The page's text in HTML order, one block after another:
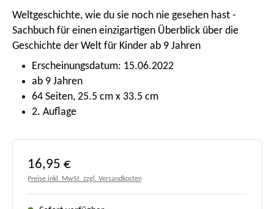
Weltgeschichte, wie du sie noch nie gesehen hast -
Sachbuch für einen einzigartigen Überblick über die
Geschichte der Welt für Kinder ab 9 Jahren
Erscheinungsdatum: 15.06.2022
ab 9 Jahren
64 Seiten, 25.5 cm x 33.5 cm
2. Auflage
Regulärer Preis:
16,95 €
Preise inkl. MwSt. zzgl. Versandkosten